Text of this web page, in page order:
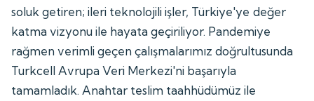
soluk getiren; ileri teknolojili işler, Türkiye'ye değer
katma vizyonu ile hayata geçiriliyor. Pandemiye
rağmen verimli geçen çalışmalarımız doğrultusunda
Turkcell Avrupa Veri Merkezi'ni başarıyla
tamamladık. Anahtar teslim taahhüdümüz ile